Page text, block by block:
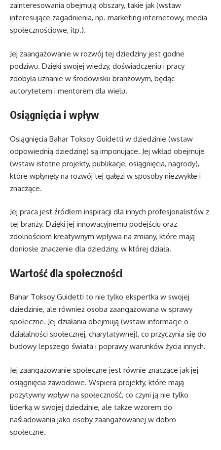
zainteresowania obejmują obszary, takie jak (wstaw
interesujące zagadnienia, np. marketing internetowy, media
społecznościowe, itp.).
Jej zaangażowanie w rozwój tej dziedziny jest godne
podziwu. Dzięki swojej wiedzy, doświadczeniu i pracy
zdobyła uznanie w środowisku branżowym, będąc
autorytetem i mentorem dla wielu.
Osiągnięcia i wpływ
Osiągnięcia Bahar Toksoy Guidetti w dziedzinie (wstaw
odpowiednią dziedzinę) są imponujące. Jej wkład obejmuje
(wstaw istotne projekty, publikacje, osiągnięcia, nagrody),
które wpłynęły na rozwój tej gałęzi w sposoby niezwykłe i
znaczące.
Jej praca jest źródłem inspiracji dla innych profesjonalistów z
tej branży. Dzięki jej innowacyjnemu podejściu oraz
zdolnościom kreatywnym wpływa na zmiany, które mają
doniosłe znaczenie dla dziedziny, w której działa.
Wartość dla społeczności
Bahar Toksoy Guidetti to nie tylko ekspertka w swojej
dziedzinie, ale również osoba zaangażowana w sprawy
społeczne. Jej działania obejmują (wstaw informacje o
działalności społecznej, charytatywnej), co przyczynia się do
budowy lepszego świata i poprawy warunków życia innych.
Jej zaangażowanie społeczne jest równie znaczące jak jej
osiągnięcia zawodowe. Wspiera projekty, które mają
pozytywny wpływ na społeczność, co czyni ją nie tylko
liderką w swojej dziedzinie, ale także wzorem do
naśladowania jako osoby zaangażowanej w dobro
społeczne.